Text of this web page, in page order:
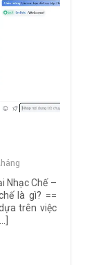
Nhạc Chế –
là gì? ==
trên việc